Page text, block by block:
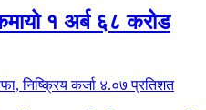
१ अर्ब ६८ करोड